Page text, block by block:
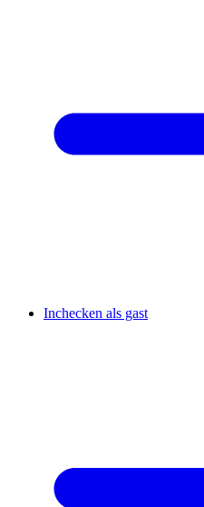
Inchecken als gast